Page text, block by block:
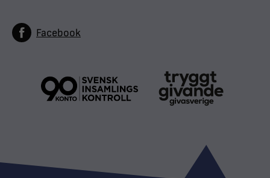
Facebook